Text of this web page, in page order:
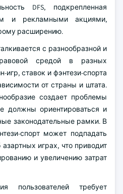
DFS, подкрепленная
и рекламными акциями,
расширению.
с разнообразной и
средой в разных
игр, ставок и фэнтези-спорта
от страны и штата.
создает проблемы
должны ориентироваться и
законодательные рамки. В
спорт может подпадать
играх, что приводит
и увеличению затрат
пользователей требует